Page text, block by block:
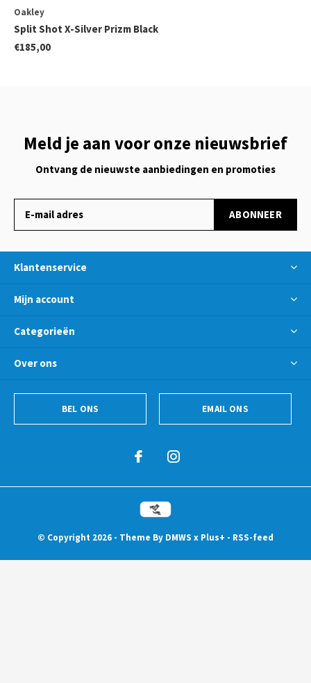
Oakley
Split Shot X-Silver Prizm Black
€185,00
Meld je aan voor onze nieuwsbrief
Ontvang de nieuwste aanbiedingen en promoties
ABONNEER
Klantenservice
Mijn account
Categorieën
Over ons
BEL ONS EMAIL ONS
© Copyright 2026 - Theme By DMWS x Plus+ - RSS-feed